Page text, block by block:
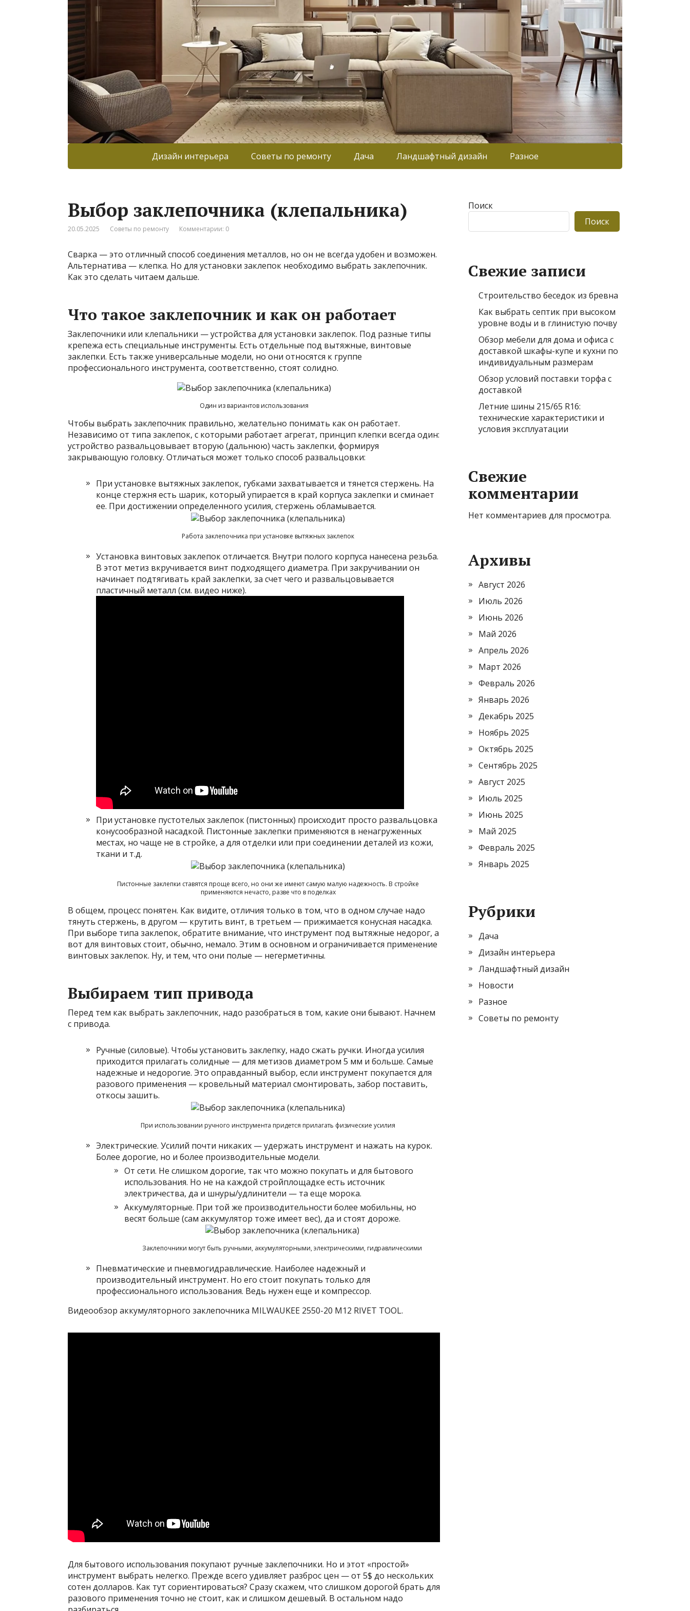
Дизайн интерьера Советы по ремонту Дача Ландшафтный дизайн Разное
Выбор заклепочника (клепальника)
20.05.2025 Советы по ремонту Комментарии: 0
Сварка — это отличный способ соединения металлов, но он не всегда удобен и возможен.
Альтернатива — клепка. Но для установки заклепок необходимо выбрать заклепочник.
Как это сделать читаем дальше.
Что такое заклепочник и как он работает
Заклепочники или клепальники — устройства для установки заклепок. Под разные типы
крепежа есть специальные инструменты. Есть отдельные под вытяжные, винтовые
заклепки. Есть также универсальные модели, но они относятся к группе
профессионального инструмента, соответственно, стоят солидно.
Один из вариантов использования
Чтобы выбрать заклепочник правильно, желательно понимать как он работает.
Независимо от типа заклепок, с которыми работает агрегат, принцип клепки всегда один:
устройство развальцовывает вторую (дальнюю) часть заклепки, формируя
закрывающую головку. Отличаться может только способ развальцовки:
При установке вытяжных заклепок, губками захватывается и тянется стержень. На
конце стержня есть шарик, который упирается в край корпуса заклепки и сминает
ее. При достижении определенного усилия, стержень обламывается.
Работа заклепочника при установке вытяжных заклепок
Установка винтовых заклепок отличается. Внутри полого корпуса нанесена резьба.
В этот метиз вкручивается винт подходящего диаметра. При закручивании он
начинает подтягивать край заклепки, за счет чего и развальцовывается
пластичный металл (см. видео ниже).
При установке пустотелых заклепок (пистонных) происходит просто развальцовка
конусообразной насадкой. Пистонные заклепки применяются в ненагруженных
местах, но чаще не в стройке, а для отделки или при соединении деталей из кожи,
ткани и т.д.
Пистонные заклепки ставятся проще всего, но они же имеют самую малую надежность. В стройке
применяются нечасто, разве что в поделках
В общем, процесс понятен. Как видите, отличия только в том, что в одном случае надо
тянуть стержень, в другом — крутить винт, в третьем — прижимается конусная насадка.
При выборе типа заклепок, обратите внимание, что инструмент под вытяжные недорог, а
вот для винтовых стоит, обычно, немало. Этим в основном и ограничивается применение
винтовых заклепок. Ну, и тем, что они полые — негерметичны.
Выбираем тип привода
Перед тем как выбрать заклепочник, надо разобраться в том, какие они бывают. Начнем
с привода.
Ручные (силовые). Чтобы установить заклепку, надо сжать ручки. Иногда усилия
приходится прилагать солидные — для метизов диаметром 5 мм и больше. Самые
надежные и недорогие. Это оправданный выбор, если инструмент покупается для
разового применения — кровельный материал смонтировать, забор поставить,
откосы зашить.
При использовании ручного инструмента придется прилагать физические усилия
Электрические. Усилий почти никаких — удержать инструмент и нажать на курок.
Более дорогие, но и более производительные модели.
От сети. Не слишком дорогие, так что можно покупать и для бытового
использования. Но не на каждой стройплощадке есть источник
электричества, да и шнуры/удлинители — та еще морока.
Аккумуляторные. При той же производительности более мобильны, но
весят больше (сам аккумулятор тоже имеет вес), да и стоят дороже.
Заклепочники могут быть ручными, аккумуляторными, электрическими, гидравлическими
Пневматические и пневмогидравлические. Наиболее надежный и
производительный инструмент. Но его стоит покупать только для
профессионального использования. Ведь нужен еще и компрессор.
Видеообзор аккумуляторного заклепочника MILWAUKEE 2550-20 M12 RIVET TOOL.
Для бытового использования покупают ручные заклепочники. Но и этот «простой»
инструмент выбрать нелегко. Прежде всего удивляет разброс цен — от 5$ до нескольких
сотен долларов. Как тут сориентироваться? Сразу скажем, что слишком дорогой брать для
разового применения точно не стоит, как и слишком дешевый. В остальном надо
Поиск
Поиск
Свежие записи
Строительство беседок из бревна
Как выбрать септик при высоком
уровне воды и в глинистую почву
Обзор мебели для дома и офиса с
доставкой шкафы-купе и кухни по
индивидуальным размерам
Обзор условий поставки торфа с
доставкой
Летние шины 215/65 R16:
технические характеристики и
условия эксплуатации
Свежие
комментарии
Нет комментариев для просмотра.
Архивы
Август 2026
Июль 2026
Июнь 2026
Май 2026
Апрель 2026
Март 2026
Февраль 2026
Январь 2026
Декабрь 2025
Ноябрь 2025
Октябрь 2025
Сентябрь 2025
Август 2025
Июль 2025
Июнь 2025
Май 2025
Февраль 2025
Январь 2025
Рубрики
Дача
Дизайн интерьера
Ландшафтный дизайн
Новости
Разное
Советы по ремонту